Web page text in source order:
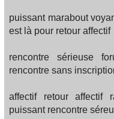
puissant marabout
est là pour retour affectif
rencontre sérieuse
rencontre sans
affectif retour affectif
puissant rencontre